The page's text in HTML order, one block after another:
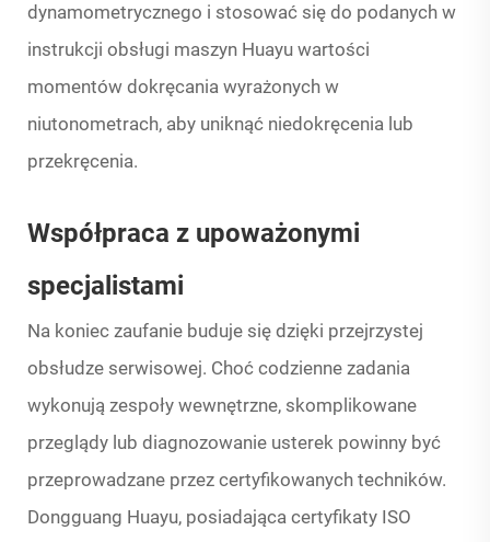
dynamometrycznego i stosować się do podanych w
instrukcji obsługi maszyn Huayu wartości
momentów dokręcania wyrażonych w
niutonometrach, aby uniknąć niedokręcenia lub
przekręcenia.
Współpraca z upoważonymi
specjalistami
Na koniec zaufanie buduje się dzięki przejrzystej
obsłudze serwisowej. Choć codzienne zadania
wykonują zespoły wewnętrzne, skomplikowane
przeglądy lub diagnozowanie usterek powinny być
przeprowadzane przez certyfikowanych techników.
Dongguang Huayu, posiadająca certyfikaty ISO